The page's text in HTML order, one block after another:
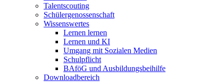
Talentscouting
Schüler­genossen­schaft
Wissenswertes
Lernen lernen
Lernen und KI
Umgang mit Sozialen Medien
Schulpflicht
BAföG und Ausbildungsbeihilfe
Downloadbereich